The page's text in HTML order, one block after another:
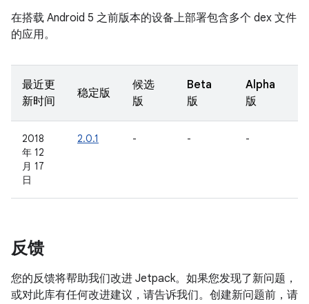
在搭载 Android 5 之前版本的设备上部署包含多个 dex 文件
的应用。
最近更
新时间
稳定版
候选
版
Beta
版
Alpha
版
2018
年 12
月 17
日
2.0.1 - - -
反馈
您的反馈将帮助我们改进 Jetpack。如果您发现了新问题，
或对此库有任何改进建议，请告诉我们。创建新问题前，请